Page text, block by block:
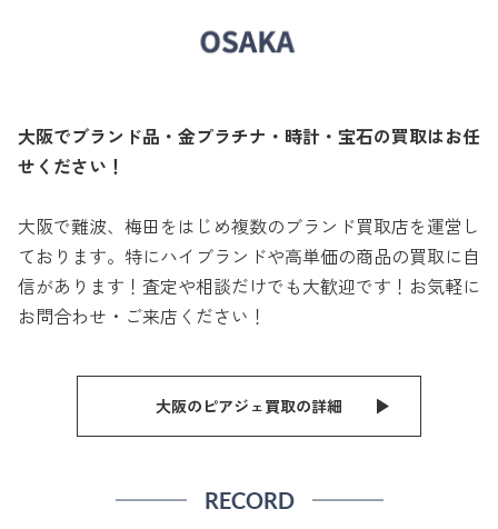
大阪でブランド品・金プラチナ・時計・宝石の買取はお任
せください！
大阪で難波、梅田をはじめ複数のブランド買取店を運営し
ております。特にハイブランドや高単価の商品の買取に自
信があります！査定や相談だけでも大歓迎です！お気軽に
お問合わせ・ご来店ください！
大阪のピアジェ買取の詳細
RECORD